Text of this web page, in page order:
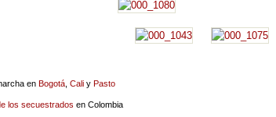
en Bogotá, Cali y Pasto
los secuestrados en Colombia